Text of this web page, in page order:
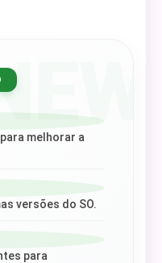
melhorar a
versões do SO.
para